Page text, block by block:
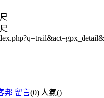
邦 留言(0) 人氣()